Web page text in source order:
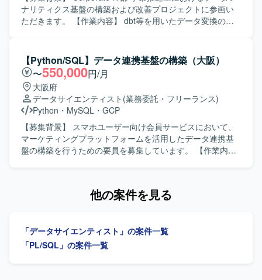
ータ連携ツール（DataSpider、Informatica、Talend、
SSIS、Synclogic 等） ・JDBC/ODBCコネクタ、SaaS連携
き、全体最適を意識した改善活動に携わることができま
す。ドキュメント整備や仕組み化を通じて、組織全体のデ
タ基盤上で、SQL や Python を用いたデータ処理およびデ
ータパイプラインの設計・実装・運用を行っていただきま
す。dbt などのツールを用いた運用や標準化にも取り組んで
いただく想定です。
ナリティクス基盤の構築および改善プロジェクトに参画い
ただきます。 【作業内容】 dbt等を用いたデータ変換の実
善、鮮度や整合性の担保、メタデータ整備を推進していた
だきます。ETL／ELTパイプラインの設計・実装・改善を行
い、SQLやPython等を用いたデータ処理を実施していただ
きます。成果物のドキュメント化とチーム内へのナレッジ
共有もご担当いただきます。 【求める人物像】 指示を待つ
だけでなく自ら課題を発見して主体的に行動できる方を求
めています。技術面のみならず事業や業務プロセスへの理
解にも強い関心を持てる方、チームや関係部署と丁寧かつ
円滑にコミュニケーションが取れる方にご活躍いただけま
に貢献できるポジションです。dbtやETL／ELTパイプライ
SQL、Python等を用いたデータ変換およびパイプライン実
装を行います。クラウド環境でのデータ基盤構築・運用を
【Python/SQL】データ連携基盤の構築（大阪）
〜550,000円/月
大阪府
データサイエンティスト (業務委託・フリーランス)
Python ・ MySQL ・ GCP
【募集背景】 スマホユーザー向け会員サービスにおいて、
マーケティングプラットフォームを活用したデータ連携基
盤の構築を行うための要員を募集しています。 【作業内
dashの連携方式の設計、構築、テストを実施します。デー
援も担当します。 【求める人物像】 顧客とのコミュニケー
ションを取りながら主体的に推進出来る方を求めていま
他の案件を見る
「データサイエンティスト」の案件一覧
「PL/SQL」の案件一覧